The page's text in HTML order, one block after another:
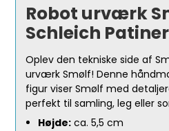
Robot urværk
Schleich
Oplev den tekniske side af
urværk Smølf! Denne
figur viser Smølf med
perfekt til samling, leg eller
Højde:ca. 5,5 cm